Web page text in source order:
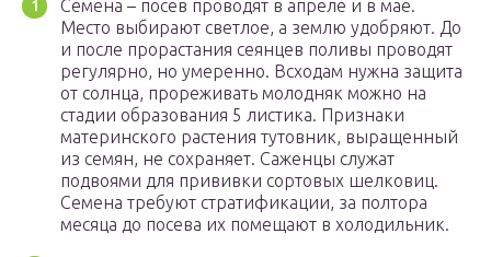
Семена – посев проводят в апреле и в мае.
Место выбирают светлое, а землю удобряют. До
и после прорастания сеянцев поливы проводят
регулярно, но умеренно. Всходам нужна защита
от солнца, прореживать молодняк можно на
стадии образования 5 листика. Признаки
материнского растения тутовник, выращенный
из семян, не сохраняет. Саженцы служат
подвоями для прививки сортовых шелковиц.
Семена требуют стратификации, за полтора
месяца до посева их помещают в холодильник.